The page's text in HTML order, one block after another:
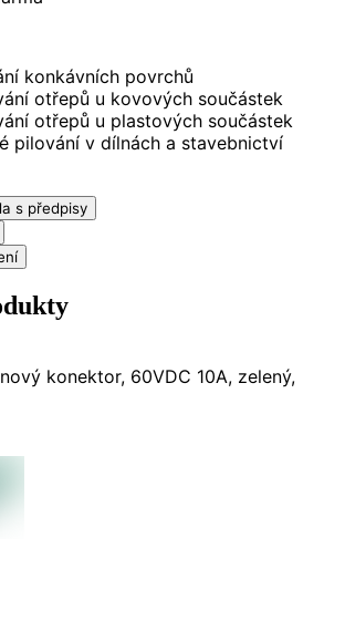
konkávních povrchů
otřepů u kovových součástek
otřepů u plastových součástek
pilování v dílnách a stavebnictví
s předpisy
konektor, 60VDC 10A, zelený,